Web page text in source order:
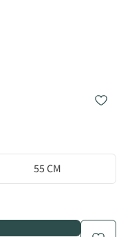
55 CM